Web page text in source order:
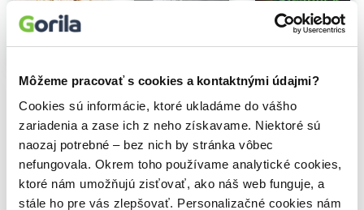
Môžeme pracovať s cookies a kontaktnými údajmi?
Cookies sú informácie, ktoré ukladáme do vášho
zariadenia a zase ich z neho získavame. Niektoré sú
naozaj potrebné – bez nich by stránka vôbec
nefungovala. Okrem toho používame analytické cookies,
ktoré nám umožňujú zisťovať, ako náš web funguje, a
stále ho pre vás zlepšovať. Personalizačné cookies nám
Mýty
Stephen Fry
14,80€
Na sklade
Viggo Mortensen
13,90€
Na sklade
Douglas Adams
13,50€